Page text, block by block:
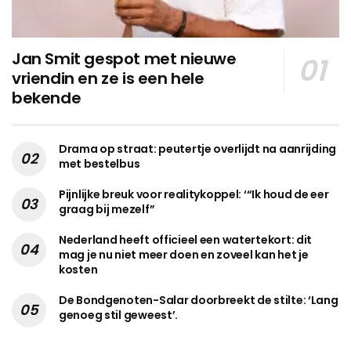
Jan Smit gespot met nieuwe
vriendin en ze is een hele
bekende
Drama op straat: peutertje overlijdt na aanrijding
met bestelbus
Pijnlijke breuk voor realitykoppel: ‘“Ik houd de eer
graag bij mezelf”
Nederland heeft officieel een watertekort: dit
mag je nu niet meer doen en zoveel kan het je
kosten
De Bondgenoten-Salar doorbreekt de stilte: ‘Lang
genoeg stil geweest’.